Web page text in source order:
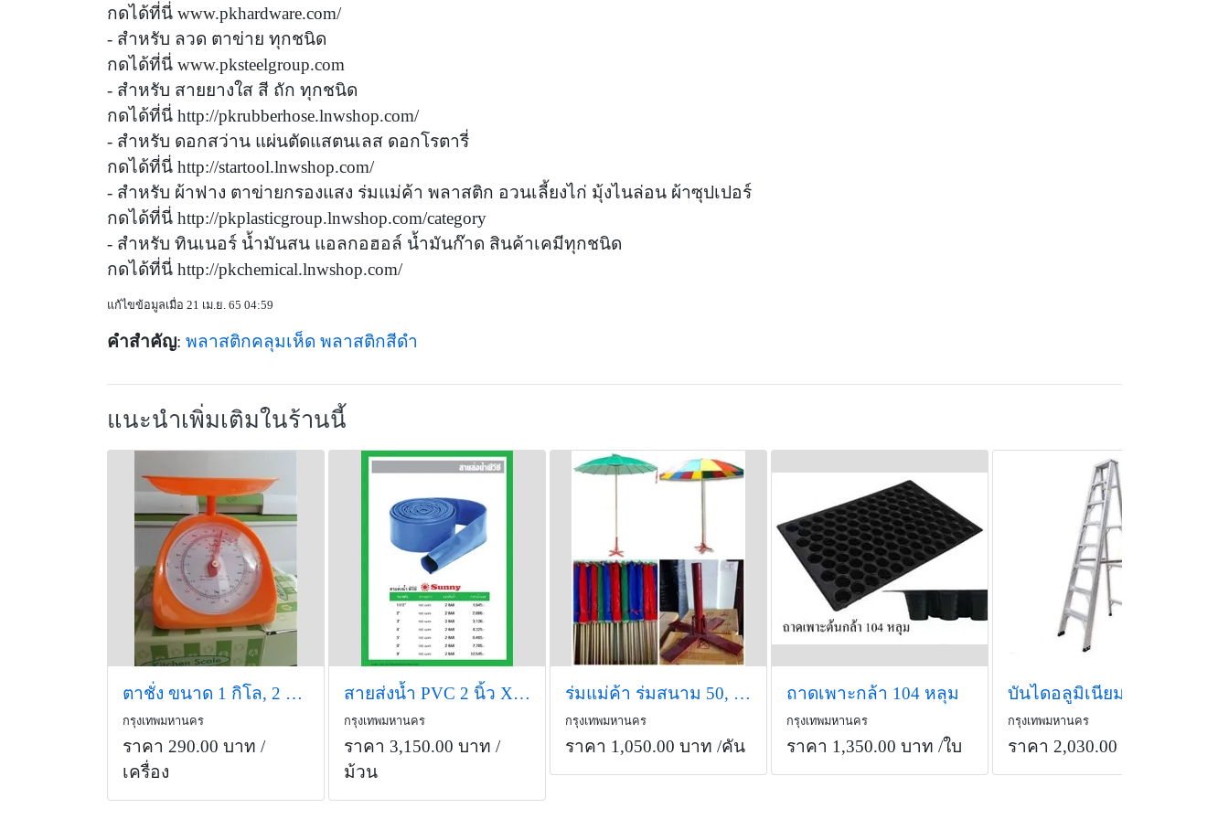
กดได้ที่นี่ www.pkhardware.com/
- สำหรับ ลวด ตาข่าย ทุกชนิด
กดได้ที่นี่ www.pksteelgroup.com
- สำหรับ สายยางใส สี ถัก ทุกชนิด
กดได้ที่นี่ http://pkrubberhose.lnwshop.com/
- สำหรับ ดอกสว่าน แผ่นตัดแสตนเลส ดอกโรตารี่
กดได้ที่นี่ http://startool.lnwshop.com/
- สำหรับ ผ้าฟาง ตาข่ายกรองแสง ร่มแม่ค้า พลาสติก อวนเลี้ยงไก่ มุ้งไนล่อน ผ้าซุปเปอร์
กดได้ที่นี่ http://pkplasticgroup.lnwshop.com/category
- สำหรับ ทินเนอร์ น้ำมันสน แอลกอฮอล์ น้ำมันก๊าด สินค้าเคมีทุกชนิด
กดได้ที่นี่ http://pkchemical.lnwshop.com/
แก้ไขข้อมูลเมื่อ 21 เม.ย. 65 04:59
คำสำคัญ: พลาสติกคลุมเห็ด พลาสติกสีดำ
แนะนำเพิ่มเติมในร้านนี้
ตาชั่ง ขนาด 1 กิโล, 2 กิโลกรัม สินค้ามียี่ห้อ Starway.
กรุงเทพมหานคร
ราคา 290.00 บาท /
เครื่อง
สายส่งน้ำ PVC 2 นิ้ว X 100 เมตร
กรุงเทพมหานคร
ราคา 3,150.00 บาท /
ม้วน
ร่มแม่ค้า ร่มสนาม 50, 55, 60 นิ้ว ผ้าเต็นท์หน้าเดียว
กรุงเทพมหานคร
ราคา 1,050.00 บาท /คัน
ถาดเพาะกล้า 104 หลุม
กรุงเทพมหานคร
ราคา 1,350.00 บาท /ใบ
กรุงเทพมหานคร
ราคา 2,030.00 บาท